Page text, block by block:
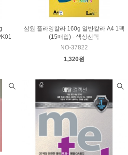
삼원 플라잉칼라 160g 일반칼라 A4 1팩
(15매입) - 색상선택
NO-37822
1,320원